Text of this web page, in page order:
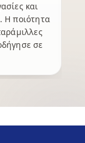
και
Η ποιότητα
σε